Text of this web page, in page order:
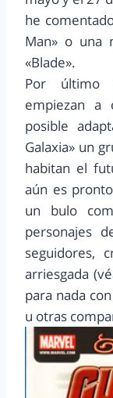
he
Man» o una
«Blade».
Por último
empiezan a
posible
Galaxia» un
habitan el
aún es
un bulo
personajes
seguidores,
arriesgada
para nada
u otras